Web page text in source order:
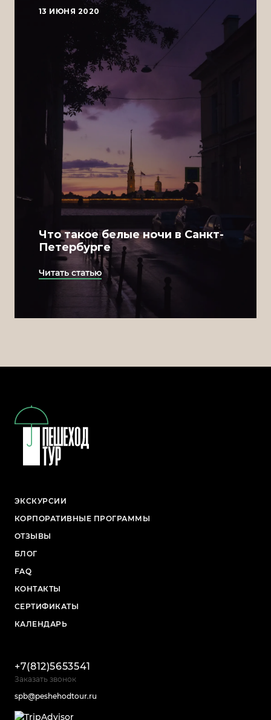
13 ИЮНЯ 2020
Что такое белые ночи в Санкт-
Петербурге
Читать статью
ЭКСКУРСИИ
КОРПОРАТИВНЫЕ ПРОГРАММЫ
ОТЗЫВЫ
БЛОГ
FAQ
КОНТАКТЫ
СЕРТИФИКАТЫ
КАЛЕНДАРЬ
+7(812)5653541
Заказать звонок
spb@peshehodtour.ru